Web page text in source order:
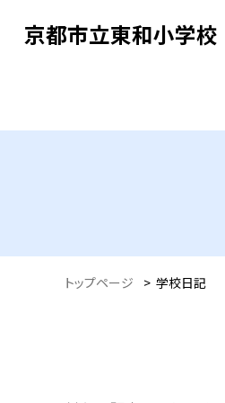
京都市立東和小学校
トップページ > 学校日記